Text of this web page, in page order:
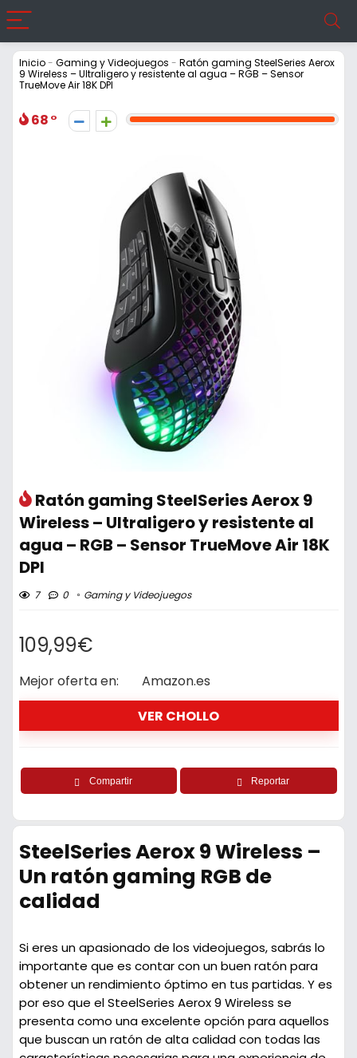
Inicio- Gaming y Videojuegos - Ratón gaming SteelSeries Aerox
9 Wireless – Ultraligero y resistente al agua – RGB – Sensor
TrueMove Air 18K DPI
68
Ratón gaming SteelSeries Aerox 9
Wireless – Ultraligero y resistente al
agua – RGB – Sensor TrueMove Air 18K
DPI
7 0 Gaming y Videojuegos
109,99€
Mejor oferta en:
Amazon.es
VER CHOLLO
Compartir Reportar
SteelSeries Aerox 9 Wireless –
Un ratón gaming RGB de
calidad
Si eres un apasionado de los videojuegos, sabrás lo
importante que es contar con un buen ratón para
obtener un rendimiento óptimo en tus partidas. Y es
por eso que el SteelSeries Aerox 9 Wireless se
presenta como una excelente opción para aquellos
que buscan un ratón de alta calidad con todas las